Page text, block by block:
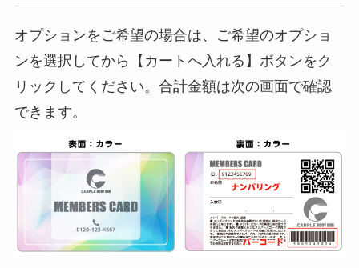
オプションをご希望の場合は、ご希望のオプショ
ンを選択してから【カートへ入れる】ボタンをク
リックしてください。合計金額は次の画面で確認
できます。